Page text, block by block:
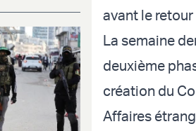
avant le retour
La semaine
deuxième
création du
Affaires